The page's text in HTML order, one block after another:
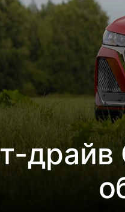
драйв